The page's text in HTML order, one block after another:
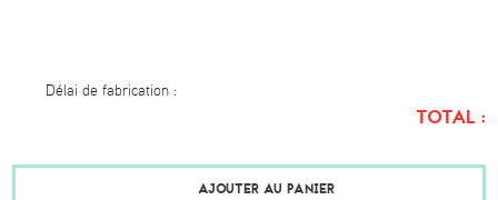
Délai de fabrication :
TOTAL :
AJOUTER AU PANIER